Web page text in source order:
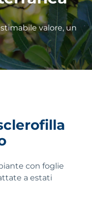
valore, un
con foglie
a estati